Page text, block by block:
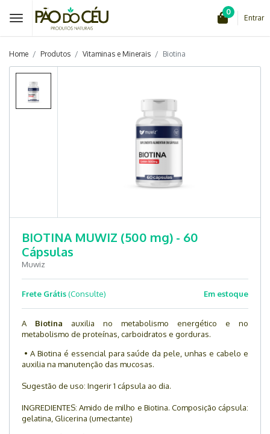
0
Entrar
Home Produtos Vitaminas e Minerais Biotina
BIOTINA MUWIZ (500 mg) - 60
Cápsulas
Muwiz
Em estoque
Frete Grátis(Consulte)
A Biotina auxilia no metabolismo energético e no
metabolismo de proteínas, carboidratos e gorduras.
• A Biotina é essencial para saúde da pele, unhas e cabelo e
auxilia na manutenção das mucosas.
Sugestão de uso: Ingerir 1 cápsula ao dia.
INGREDIENTES: Amido de milho e Biotina. Composição cápsula:
gelatina, Glicerina (umectante)